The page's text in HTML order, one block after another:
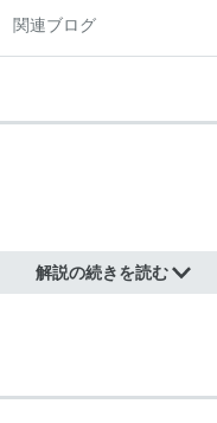
関連ブログ
解説の続きを読む